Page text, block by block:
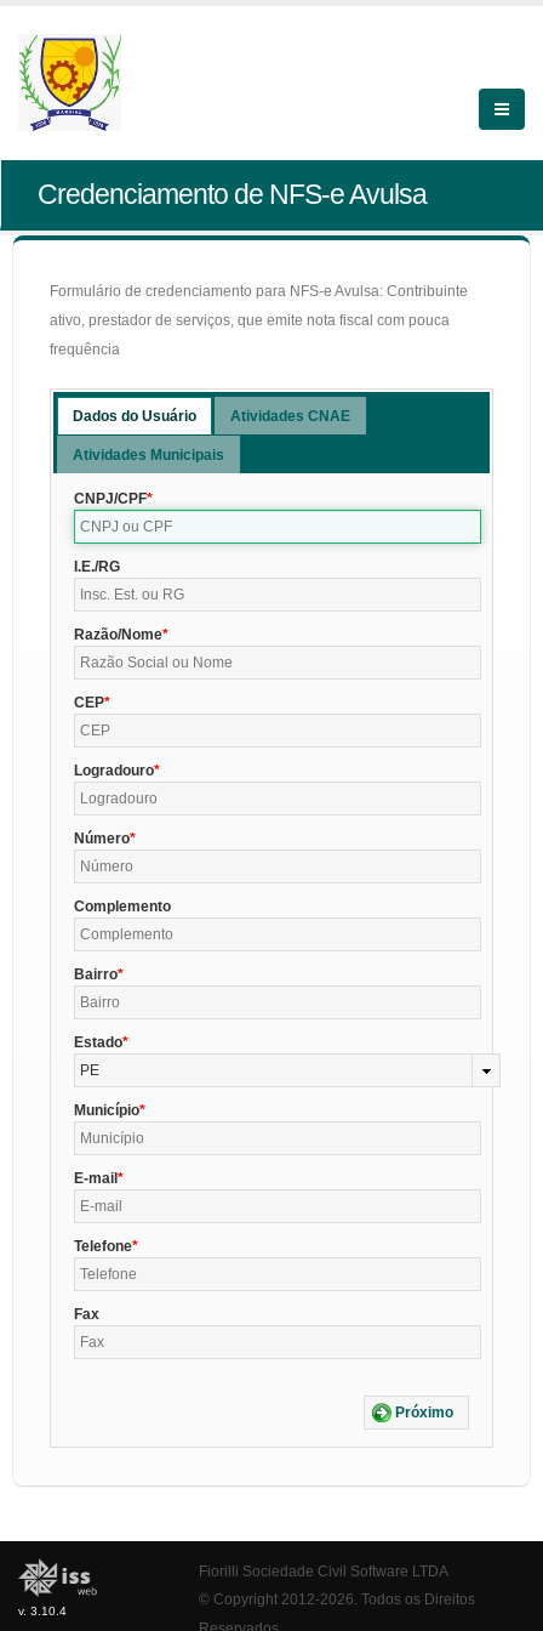
Credenciamento de NFS-e Avulsa
Formulário de credenciamento para NFS-e Avulsa: Contribuinte
ativo, prestador de serviços, que emite nota fiscal com pouca
frequência
Dados do Usuário Atividades CNAE
Atividades Municipais
CNPJ/CPF
I.E./RG
Razão/Nome
CEP
Logradouro
Número
Complemento
Bairro
Estado
PE
Município
E-mail
Telefone
Fax
Próximo
v. 3.10.4
Fiorilli Sociedade Civil Software LTDA
© Copyright 2012-2026. Todos os Direitos